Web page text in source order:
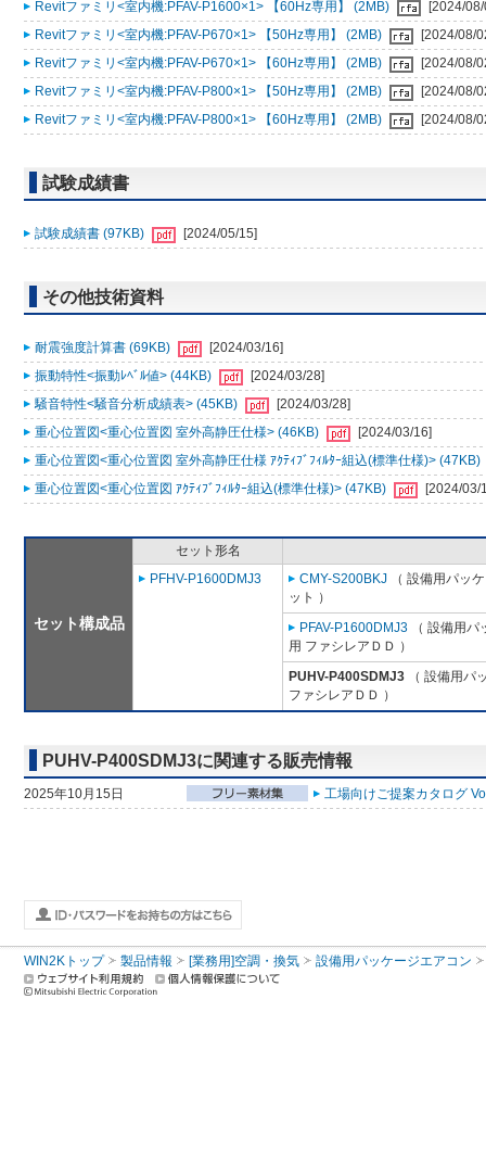
Revitファミリ<室内機:PFAV-P1600×1> 【60Hz専用】 (2MB)
[2024/
Revitファミリ<室内機:PFAV-P670×1> 【50Hz専用】 (2MB)
[2024/08/
Revitファミリ<室内機:PFAV-P670×1> 【60Hz専用】 (2MB)
[2024/08/
Revitファミリ<室内機:PFAV-P800×1> 【50Hz専用】 (2MB)
[2024/08/
Revitファミリ<室内機:PFAV-P800×1> 【60Hz専用】 (2MB)
[2024/08/
試験成績書
試験成績書 (97KB) [2024/05/15]
その他技術資料
耐震強度計算書 (69KB)
[2024/03/16]
振動特性<振動ﾚﾍﾞﾙ値> (44KB)
[2024/03/28]
騒音特性<騒音分析成績表> (45KB)
[2024/03/28]
重心位置図<重心位置図 室外高静圧仕様> (46KB)
[2024/03/16]
重心位置図<重心位置図 室外高静圧仕様 ｱｸﾃｨﾌﾞﾌｨﾙﾀｰ組込(標準仕様)> (47KB)
重心位置図<重心位置図 ｱｸﾃｨﾌﾞﾌｨﾙﾀｰ組込(標準仕様)> (47KB)
[2024/03/
セット構成品
セット形名
PFHV-P1600DMJ3
CMY-S200BKJ （ 設備用パッ
ット ）
PFAV-P1600DMJ3 （ 設備用
用 ファシレアＤＤ ）
PUHV-P400SDMJ3 （ 設備用パ
ファシレアＤＤ ）
PUHV-P400SDMJ3に関連する販売情報
2025年10月15日 工場向けご提案カタログ
WIN2Kトップ 製品情報 [業務用]空調・換気 設備用パッケージエアコン